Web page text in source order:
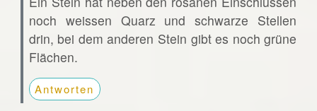
noch weissen Quarz und schwarze Stellen
drin, bei dem anderen Stein gibt es noch grüne
Flächen.
Antworten